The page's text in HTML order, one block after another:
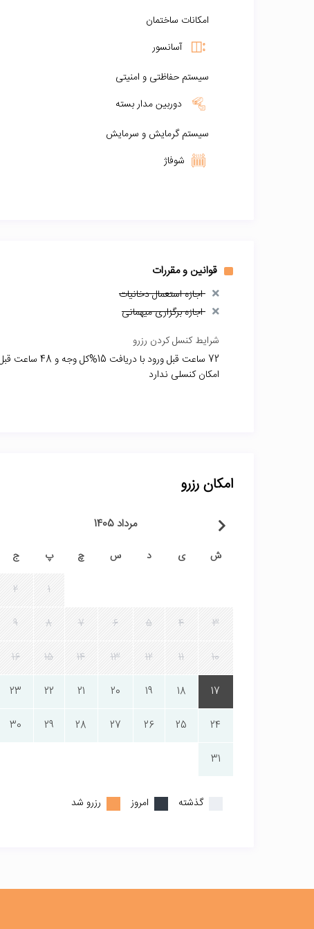
امکانات ساختمان
آسانسور
سیستم حفاظتی و امنیتی
دوربین مدار بسته
سیستم گرمایش و سرمایش
شوفاژ
قوانین و مقررات
اجازه استعمال دخانیات
اجازه برگزاری میهمانی
شرایط کنسل کردن رزرو
امکان کنسلی ندارد
امکان رزرو
مرداد 1405
ش ی د س چ پ ج
1
2
3
4
5
6
7
8
9
10
11
12
13
14
15
16
17
18
19
20
21
22
23
24
25
26
27
28
29
30
31
گذشته امروز رزرو شد